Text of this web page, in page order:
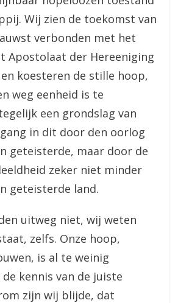
Wij zien de toekomst van
verbonden met het
Apostolaat der Hereeniging
koesteren de stille hoop,
weg eenheid is te
een grondslag van
in dit door den oorlog
geteisterde, maar door de
zeker niet minder
geteisterde land.
uitweg niet, wij weten
zelfs. Onze hoop,
is al te weinig
kennis van de juiste
zijn wij blijde, dat